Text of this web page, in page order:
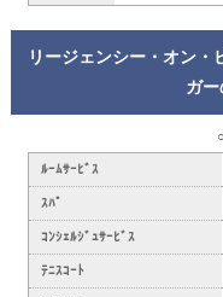
リージェンシー・オン・
ガ
ﾙｰﾑｻｰﾋﾞｽ
ｽﾊﾟ
ｺﾝｼｪﾙｼﾞｭｻｰﾋﾞｽ
ﾃﾆｽｺｰﾄ